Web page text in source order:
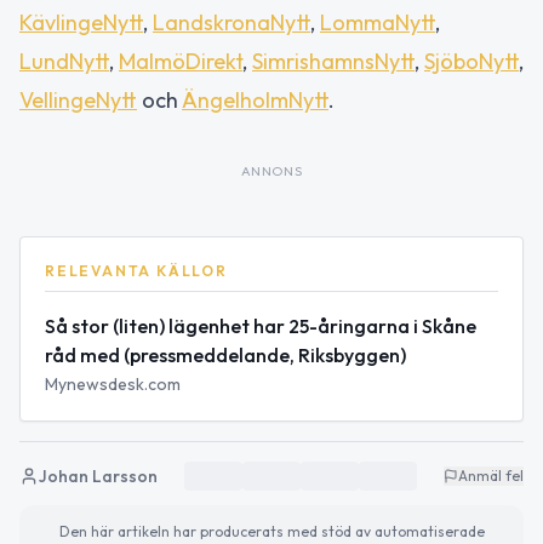
KävlingeNytt, LandskronaNytt, LommaNytt,
LundNytt, MalmöDirekt, SimrishamnsNytt, SjöboNytt,
VellingeNytt ochÄngelholmNytt.
ANNONS
RELEVANTA KÄLLOR
Så stor (liten) lägenhet har 25-åringarna i Skåne
råd med (pressmeddelande, Riksbyggen)
Mynewsdesk.com
Johan Larsson Anmäl fel
Den här artikeln har producerats med stöd av automatiserade